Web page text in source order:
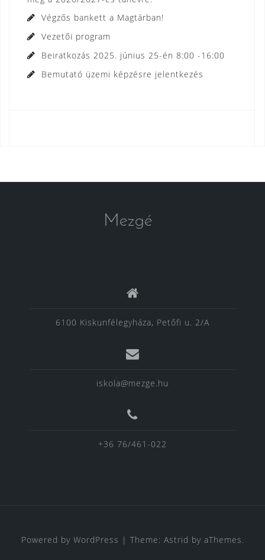
Végzős bankett a Magtárban!
Vezetői program
Beiratkozás 2025. június 25-én 8:00 -16:00
Bemutató üzemi képzésre jelentkezés
Mezgé
6100 Kiskunfélegyháza, Petőfi u. 2/A
iskola@mezge.hu
+36 76/461-022
Powered by WordPress | Theme: Astrid by aThemes.